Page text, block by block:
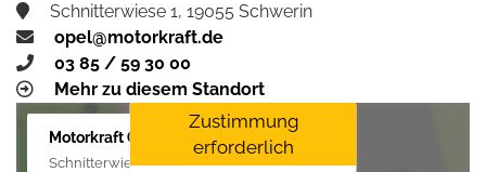
Schnitterwiese 1, 19055 Schwerin
opel@motorkraft.de
03 85 / 59 30 00
Mehr zu diesem Standort
Motorkraft GmbH
Schnitterwiese 1, 19055 Schwerin
Zustimmung
erforderlich